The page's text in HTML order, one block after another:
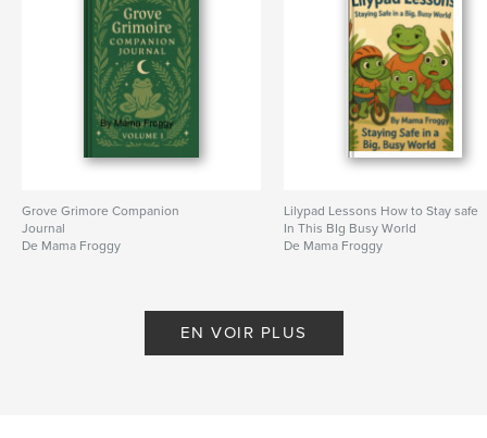
Grove Grimore Companion
Journal
De Mama Froggy
Lilypad Lessons How to Stay safe
In This BIg Busy World
De Mama Froggy
EN VOIR PLUS